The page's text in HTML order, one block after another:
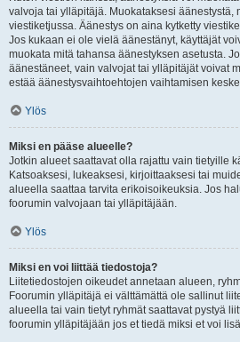
valvoja tai ylläpitäjä. Muokataksesi äänestystä,
viestiketjussa. Äänestys on aina kytketty
Jos kukaan ei ole vielä äänestänyt, käyttäjät
muokata mitä tahansa äänestyksen asetusta.
äänestäneet, vain valvojat tai ylläpitäjät voivat
estää äänestysvaihtoehtojen vaihtamisen
Ylös
Miksi en pääse alueelle?
Jotkin alueet saattavat olla rajattu vain tietyille
Katsoaksesi, lukeaksesi, kirjoittaaksesi tai
alueella saattaa tarvita erikoisoikeuksia. Jos
foorumin valvojaan tai ylläpitäjään.
Ylös
Miksi en voi liittää tiedostoja?
Liitetiedostojen oikeudet annetaan alueen,
Foorumin ylläpitäjä ei välttämättä ole sallinut
alueella tai vain tietyt ryhmät saattavat pystyä
foorumin ylläpitäjään jos et tiedä miksi et voi